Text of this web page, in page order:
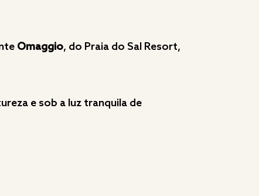
Omaggio, do Praia do Sal Resort,
e sob a luz tranquila de